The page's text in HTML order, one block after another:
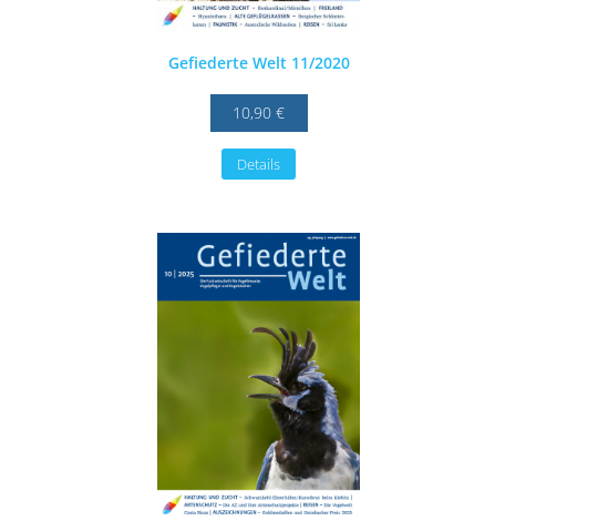
Gefiederte Welt 11/2020
10,90 €
Details